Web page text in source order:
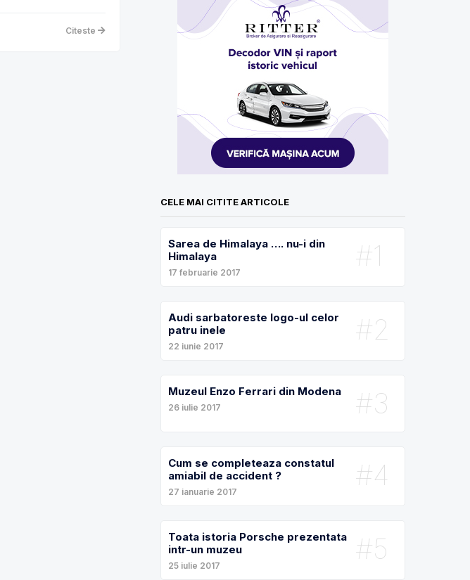
Citeste
CELE MAI CITITE ARTICOLE
#1
Sarea de Himalaya …. nu-i din
Himalaya
17 februarie 2017
#2
Audi sarbatoreste logo-ul celor
patru inele
22 iunie 2017
#3
Muzeul Enzo Ferrari din Modena
26 iulie 2017
#4
Cum se completeaza constatul
amiabil de accident ?
27 ianuarie 2017
#5
Toata istoria Porsche prezentata
intr-un muzeu
25 iulie 2017